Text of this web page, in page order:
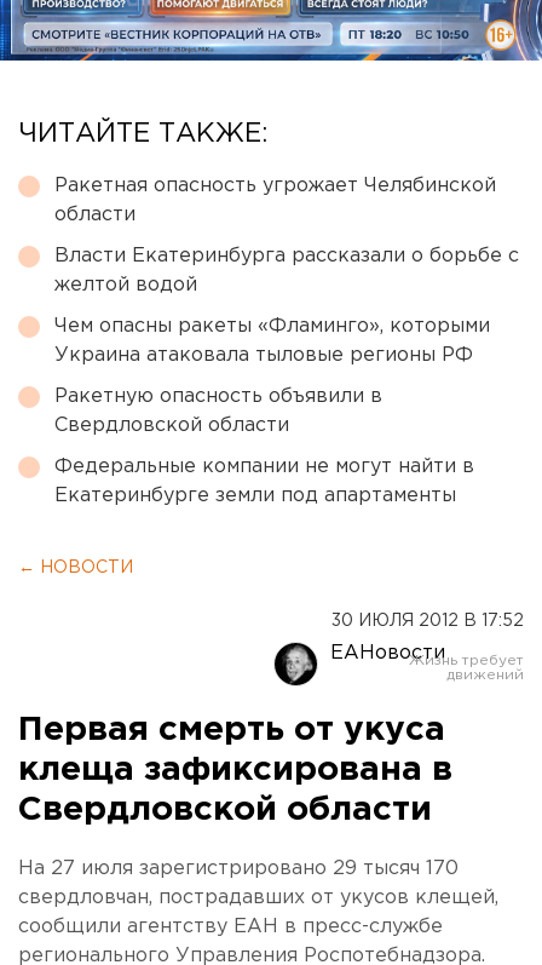
ЧИТАЙТЕ ТАКЖЕ:
Ракетная опасность угрожает Челябинской
области
Власти Екатеринбурга рассказали о борьбе с
желтой водой
Чем опасны ракеты «Фламинго», которыми
Украина атаковала тыловые регионы РФ
Ракетную опасность объявили в
Свердловской области
Федеральные компании не могут найти в
Екатеринбурге земли под апартаменты
← НОВОСТИ
30 ИЮЛЯ 2012 В 17:52
ЕАНовости
Первая смерть от укуса
клеща зафиксирована в
Свердловской области
На 27 июля зарегистрировано 29 тысяч 170
свердловчан, пострадавших от укусов клещей,
сообщили агентству ЕАН в пресс-службе
регионального Управления Роспотебнадзора.